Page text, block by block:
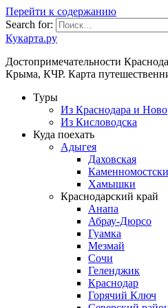
Перейти к содержанию
Search for:
Кукарта.ру
Достопримечательности
Крыма, КЧР. Карта
Туры
Из Краснодара и
Из Кисловодска
Куда поехать
Адыгея
Даховская
Хамышки
Краснодарский край
Анапа
Абрау-Дюрсо
Гуамка
Мезмай
Сочи
Геленджик
Краснодар
Горячий Ключ